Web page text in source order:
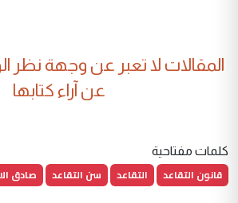
المقالات لا تعبر عن وجهة نظر
عن آراء كتابها
كلمات مفتاحية
قانون التقاعد التقاعد سن التقاعد صادق